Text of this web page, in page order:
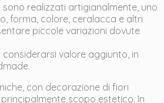
sono realizzati artigianalmente, uno
forma, colore, ceralacca e altri
piccole variazioni dovute
considerarsi valore aggiunto, in
con decorazione di fiori
scopo estetico. In